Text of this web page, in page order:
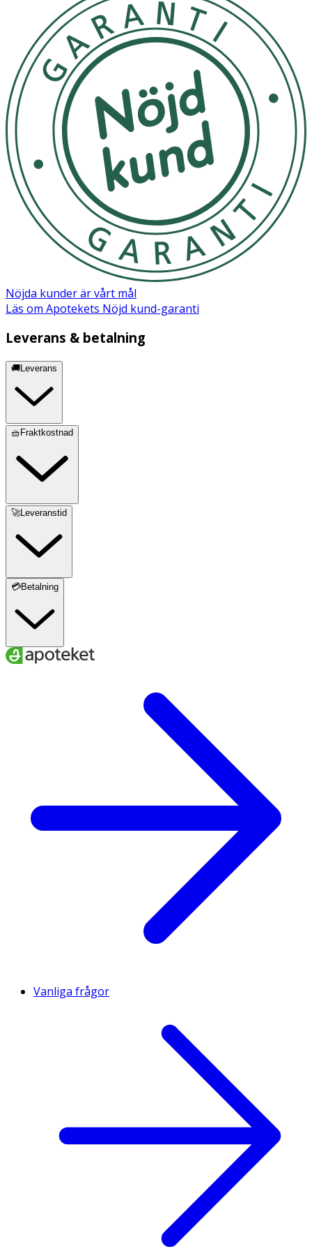
• Pulsoximetern kan användas både privat och inom det
medicinska området som sjukhus och
sjukvårdsinrättningar. • Förvara pulsoximetern torrt, då
en allt för hög luftfuktighet kan skada pulsoximetern
eller förkorta dess livslängd.
• Förvara pulsoximetern på ett ställe där temperaturen
ligger inom intervallet minus 40°C till 60°C.
• Får användas på gravida och ammande.
Förvara pulsoximetern torrt. En allt för hög luftfuktighet
kan skada pulsoximetern eller förkorta dess livslängd.
Förvara pulsoximetern på ett ställe där temperaturen
ligger inom intervallet minus 40 grader celsius till plus 60
grader celsius.
OK för gravida och ammande:
Nöjda kunder är vårt mål
Läs om Apotekets Nöjd kund-garanti
Leverans & betalning
🚚Leverans
🧺Fraktkostnad
🚀Leveranstid
💳Betalning
Vanliga frågor